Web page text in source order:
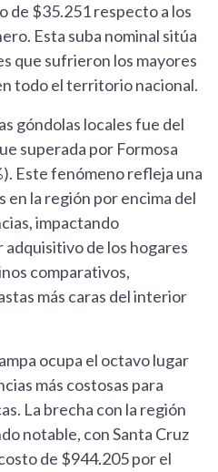
de $35.251 respecto a los
Esta suba nominal sitúa
que sufrieron los mayores
todo el territorio nacional.
góndolas locales fue del
superada por Formosa
Este fenómeno refleja una
en la región por encima del
impactando
de los hogares
comparativos,
más caras del interior
ocupa el octavo lugar
más costosas para
La brecha con la región
notable, con Santa Cruz
de $944.205 por el